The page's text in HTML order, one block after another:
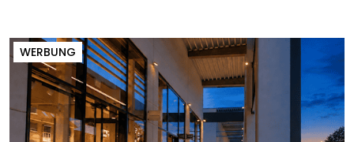
WERBUNG